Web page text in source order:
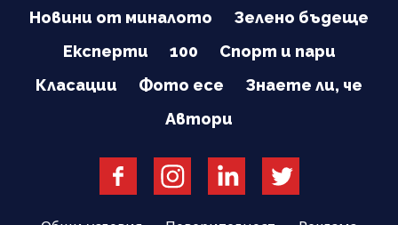
Новини от миналото
Зелено бъдеще
Експерти
100
Спорт и пари
Класации
Фото есе
Знаете ли, че
Автори